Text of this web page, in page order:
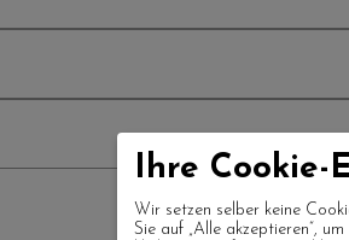
Ihre Cookie-
Wir setzen selber keine
Sie auf „Alle akzeptieren“,